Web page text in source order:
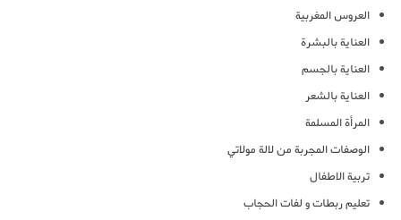
العروس المغربية
العناية بالبشرة
العناية بالجسم
العناية بالشعر
المرأة المسلمة
الوصفات المجربة من لالة مولاتي
تربية الاطفال
تعليم ربطات و لفات الحجاب